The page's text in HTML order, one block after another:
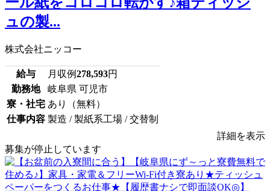
ュの製...
株式会社ニッコー
給与 月収例278,593円
勤務地
岐阜県 可児市
寮・社宅 あり（無料）
仕事内容 製造 / 製紙系工場 / 交替制
詳細を表示
募集が停止しています